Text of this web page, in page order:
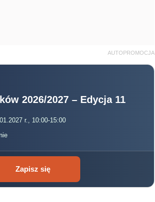
AUTOPROMOCJA
2026/2027 – Edycja 11
r., 10:00-15:00
Zapisz się